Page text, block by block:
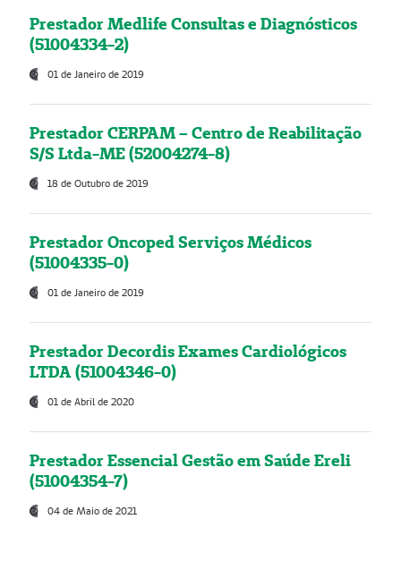
Prestador Medlife Consultas e Diagnósticos
(51004334-2)
01 de Janeiro de 2019
Prestador CERPAM – Centro de Reabilitação
S/S Ltda-ME (52004274-8)
18 de Outubro de 2019
Prestador Oncoped Serviços Médicos
(51004335-0)
01 de Janeiro de 2019
Prestador Decordis Exames Cardiológicos
LTDA (51004346-0)
01 de Abril de 2020
Prestador Essencial Gestão em Saúde Ereli
(51004354-7)
04 de Maio de 2021